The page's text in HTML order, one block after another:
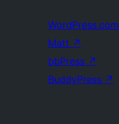
WordPress.com
Matt ↗
bbPress ↗
BuddyPress ↗